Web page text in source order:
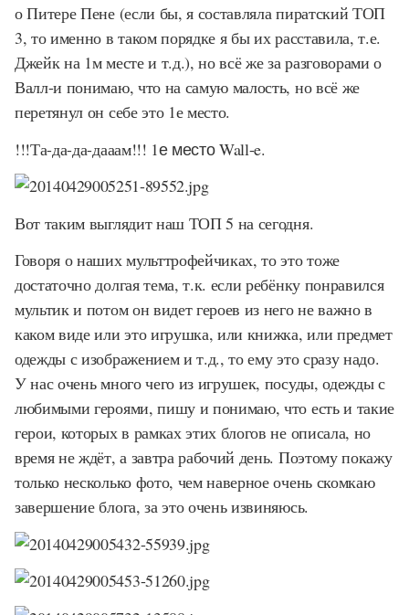
о Питере Пене (если бы, я составляла пиратский ТОП
3, то именно в таком порядке я бы их расставила, т.е.
Джейк на 1м месте и т.д.), но всё же за разговорами о
Валл-и понимаю, что на самую малость, но всё же
перетянул он себе это 1е место.
!!!Та-да-да-дааам!!! 1е местоWall-e.
Вот таким выглядит наш ТОП 5 на сегодня.
Говоря о наших мульттрофейчиках, то это тоже
достаточно долгая тема, т.к. если ребёнку понравился
мультик и потом он видет героев из него не важно в
каком виде или это игрушка, или книжка, или предмет
одежды с изображением и т.д., то ему это сразу надо.
У нас очень много чего из игрушек, посуды, одежды с
любимыми героями, пишу и понимаю, что есть и такие
герои, которых в рамках этих блогов не описала, но
время не ждёт, а завтра рабочий день. Поэтому покажу
только несколько фото, чем наверное очень скомкаю
завершение блога, за это очень извиняюсь.